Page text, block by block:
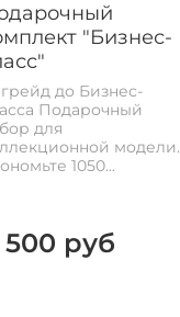
"Бизнес-
до Бизнес-
Подарочный
для
модели.
1050...
руб